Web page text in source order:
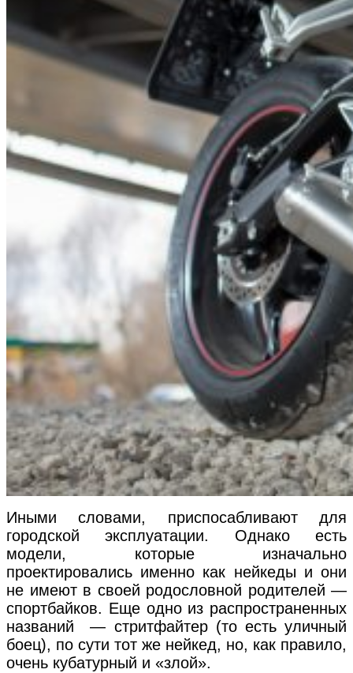
Иными словами, приспосабливают для
городской эксплуатации. Однако есть
модели, которые изначально
проектировались именно как нейкеды и они
не имеют в своей родословной родителей —
спортбайков. Еще одно из распространенных
названий — стритфайтер (то есть уличный
боец), по сути тот же нейкед, но, как правило,
очень кубатурный и «злой».